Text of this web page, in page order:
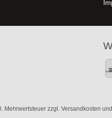
Mehrwertsteuer zzgl. Versandkosten